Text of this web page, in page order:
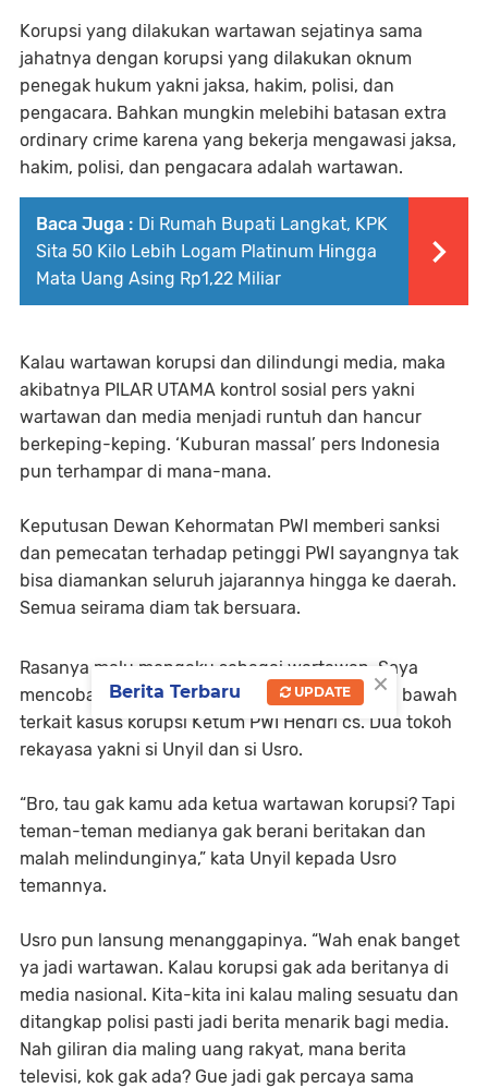
Korupsi yang dilakukan wartawan sejatinya sama
jahatnya dengan korupsi yang dilakukan oknum
penegak hukum yakni jaksa, hakim, polisi, dan
pengacara. Bahkan mungkin melebihi batasan extra
ordinary crime karena yang bekerja mengawasi jaksa,
hakim, polisi, dan pengacara adalah wartawan.
Baca Juga : Di Rumah Bupati Langkat, KPK
Sita 50 Kilo Lebih Logam Platinum Hingga
Mata Uang Asing Rp1,22 Miliar
Kalau wartawan korupsi dan dilindungi media, maka
akibatnya PILAR UTAMA kontrol sosial pers yakni
wartawan dan media menjadi runtuh dan hancur
berkeping-keping. ‘Kuburan massal’ pers Indonesia
pun terhampar di mana-mana.
Keputusan Dewan Kehormatan PWI memberi sanksi
dan pemecatan terhadap petinggi PWI sayangnya tak
bisa diamankan seluruh jajarannya hingga ke daerah.
Semua seirama diam tak bersuara.
Rasanya malu mengaku sebagai wartawan. Saya
mencoba merekayasa perbincangan kalangan bawah
terkait kasus korupsi Ketum PWI Hendri cs. Dua tokoh
rekayasa yakni si Unyil dan si Usro.
“Bro, tau gak kamu ada ketua wartawan korupsi? Tapi
teman-teman medianya gak berani beritakan dan
malah melindunginya,” kata Unyil kepada Usro
temannya.
Usro pun lansung menanggapinya. “Wah enak banget
ya jadi wartawan. Kalau korupsi gak ada beritanya di
media nasional. Kita-kita ini kalau maling sesuatu dan
ditangkap polisi pasti jadi berita menarik bagi media.
Nah giliran dia maling uang rakyat, mana berita
televisi, kok gak ada? Gue jadi gak percaya sama
×
Berita Terbaru UPDATE